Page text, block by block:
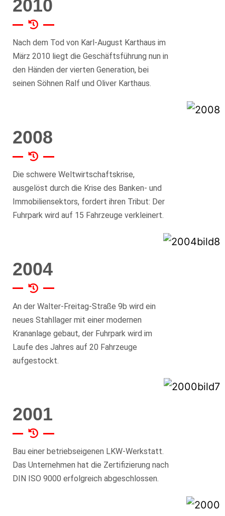
2010
Nach dem Tod von Karl-August Karthaus im
März 2010 liegt die Geschäftsführung nun in
den Händen der vierten Generation, bei
seinen Söhnen Ralf und Oliver Karthaus.
2008
Die schwere Weltwirtschaftskrise,
ausgelöst durch die Krise des Banken- und
Immobiliensektors, fordert ihren Tribut: Der
Fuhrpark wird auf 15 Fahrzeuge verkleinert.
2004
An der Walter-Freitag-Straße 9b wird ein
neues Stahllager mit einer modernen
Krananlage gebaut, der Fuhrpark wird im
Laufe des Jahres auf 20 Fahrzeuge
aufgestockt.
2001
Bau einer betriebseigenen LKW-Werkstatt.
Das Unternehmen hat die Zertifizierung nach
DIN ISO 9000 erfolgreich abgeschlossen.